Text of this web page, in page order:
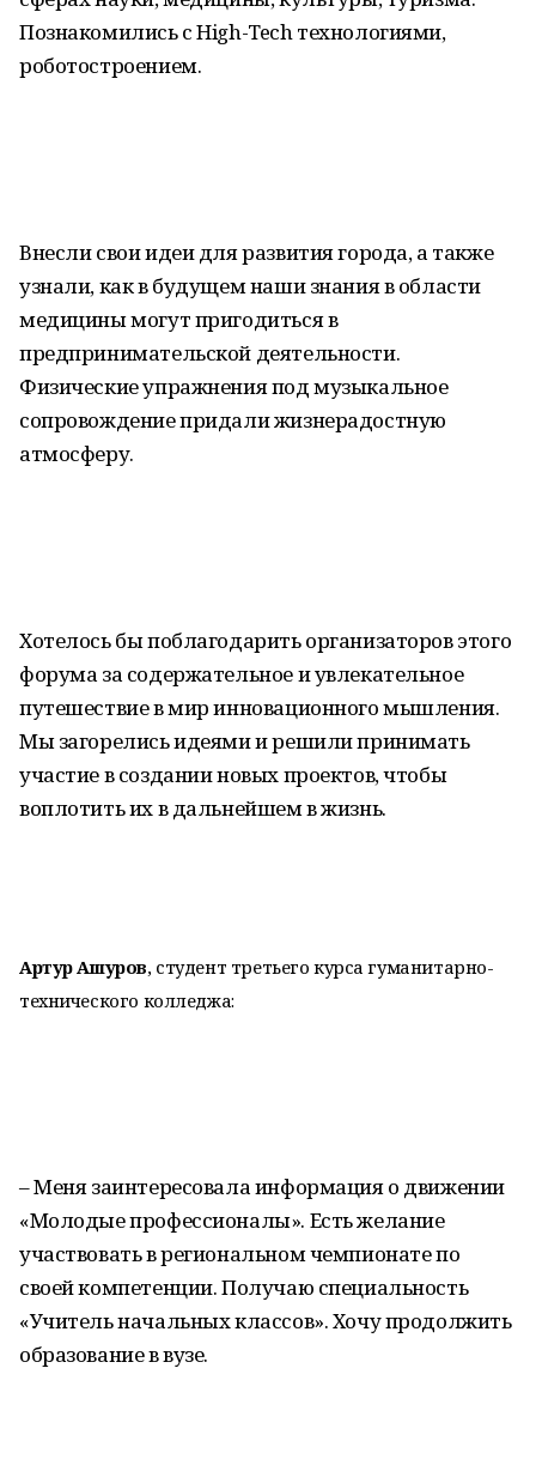
Познакомились с High-Tech технологиями,
роботостроением.
Внесли свои идеи для развития города, а также
узнали, как в будущем наши знания в области
медицины могут пригодиться в
предпринимательской деятельности.
Физические упражнения под музыкальное
сопровождение придали жизнерадостную
атмосферу.
Хотелось бы поблагодарить организаторов этого
форума за содержательное и увлекательное
путешествие в мир инновационного мышления.
Мы загорелись идеями и решили принимать
участие в создании новых проектов, чтобы
воплотить их в дальнейшем в жизнь.
Артур Ашуров, студент третьего курса гуманитарно-
технического колледжа:
– Меня заинтересовала информация о движении
«Молодые профессионалы». Есть желание
участвовать в региональном чемпионате по
своей компетенции. Получаю специальность
«Учитель начальных классов». Хочу продолжить
образование в вузе.